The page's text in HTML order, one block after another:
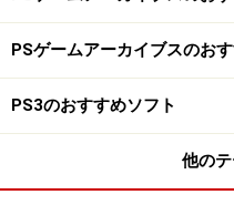
PSゲームアーカイブスのお
PS3のおすすめソフト
他の